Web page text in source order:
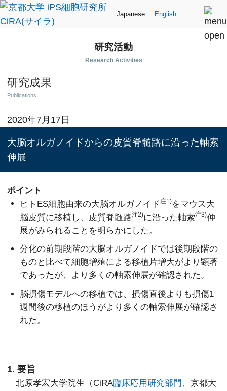
Japanese English
研究活動
Research Activities
研究成果
Publications
2020年7月17日
大脳オルガノイドからの皮質脊髄路に沿った軸索
伸展
ポイント
ヒトES細胞由来の大脳オルガノイド注1)をマウス大
脳皮質に移植し、皮質脊髄路注2)に沿った軸索注3)伸
展がみられることを明らかにした。
分化の前期段階の大脳オルガノイドでは後期段階の
ものと比べて細胞増殖による移植片増大がより顕著
であったが、より多くの軸索伸展が確認された。
脳損傷モデルへの移植では、損傷直後よりも損傷1
週間後の移植のほうがより多くの軸索伸展が確認さ
れた。
1. 要旨
北原孝宏大学院生（CiRA臨床応用研究部門 、京都大